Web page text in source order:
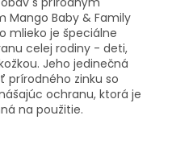
Baby & Family
mlieko je špeciálne
celej rodiny - deti,
Jeho jedinečná
prírodného zinku so
ochranu, ktorá je
na použitie.